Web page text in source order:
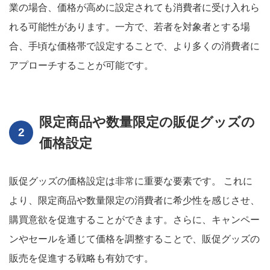
業の場合、価格が高めに設定されても消費者に受け入れら
れる可能性があります。一方で、若者を対象者とする場
合、手頃な価格帯で設定することで、より多くの消費者に
アプローチすることが可能です。
限定商品や数量限定の販促グッズの
価格設定
販促グッズの価格設定は非常に重要な要素です。 これに
より、限定商品や数量限定の消費者に希少性を感じさせ、
購買意欲を促進することができます。さらに、キャンペー
ンやセールを通じて価格を調整することで、販促グッズの
販売を促進する戦略も有効です。